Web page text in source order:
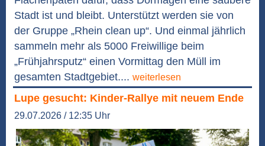
Stadt ist und bleibt. Unterstützt werden sie von
der Gruppe „Rhein clean up“. Und einmal jährlich
sammeln mehr als 5000 Freiwillige beim
„Frühjahrsputz“ einen Vormittag den Müll im
gesamten Stadtgebiet.... weiterlesen
Lupe gesucht: Kinder-Rallye mit neuem Ende
29.07.2026 / 12:35 Uhr